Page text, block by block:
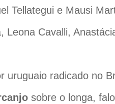
Tellategui e Mausi
Leona Cavalli,
uruguaio radicado no
sobre o longa,